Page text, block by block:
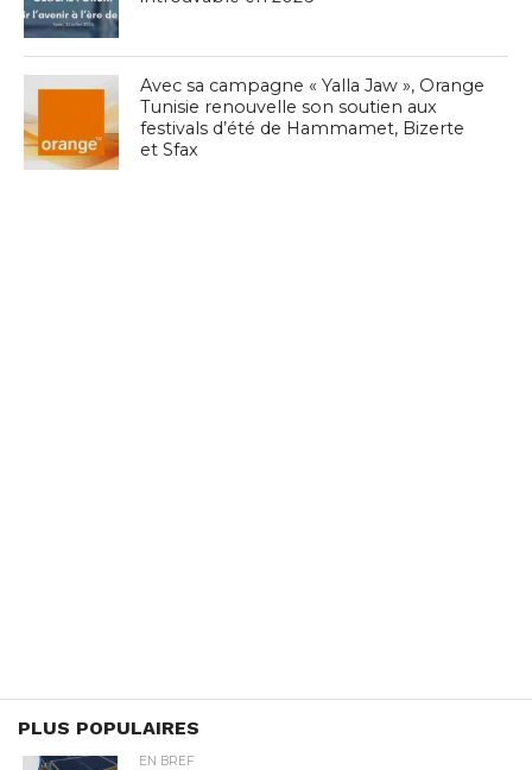
Avec sa campagne « Yalla Jaw », Orange
Tunisie renouvelle son soutien aux
festivals d’été de Hammamet, Bizerte
et Sfax
PLUS POPULAIRES
EN BREF